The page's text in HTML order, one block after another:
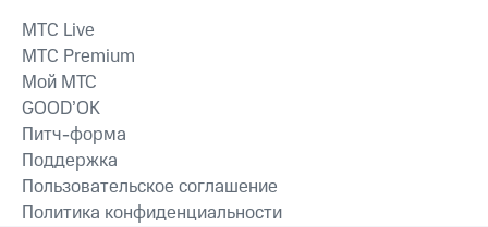
MTС Live
MTС Premium
Мой МТС
GOOD’OK
Питч-форма
Поддержка
Пользовательское соглашение
Политика конфиденциальности